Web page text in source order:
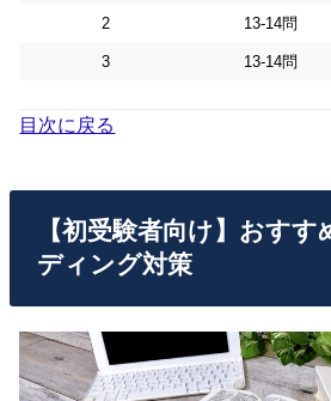
2 13-14問
3 13-14問
目次に戻る
【初受験者向け】おすす
ディング対策